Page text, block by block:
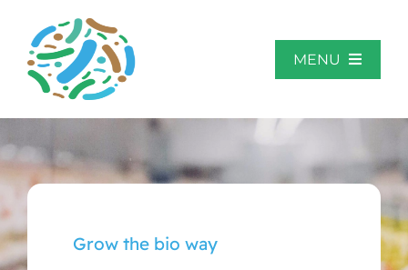
content
MENU
Despre MicroAktiv
Sectoare de aplicare
Grow the bio way